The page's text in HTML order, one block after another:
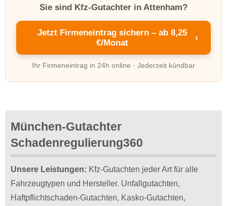
Sie sind Kfz-Gutachter in Attenham?
Jetzt Firmeneintrag sichern – ab 8,25
€/Monat
›
Ihr Firmeneintrag in 24h online · Jederzeit kündbar
München-Gutachter
Schadenregulierung360
Unsere Leistungen: Kfz-Gutachten jeder Art für alle
Fahrzeugtypen und Hersteller. Unfallgutachten,
Haftpflichtschaden-Gutachten, Kasko-Gutachten,